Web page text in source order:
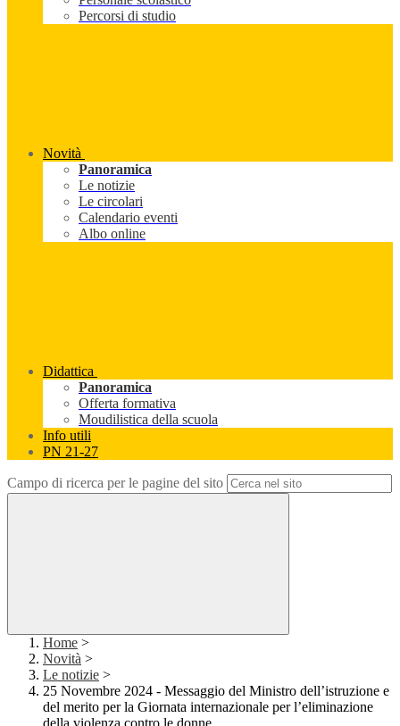
Percorsi di studio
Novità
Panoramica
Le notizie
Le circolari
Calendario eventi
Albo online
Didattica
Panoramica
Offerta formativa
Moudilistica della scuola
Info utili
PN 21-27
Campo di ricerca per le pagine del sito
Home >
Novità >
Le notizie >
25 Novembre 2024 - Messaggio del Ministro dell’istruzione e
del merito per la Giornata internazionale per l’eliminazione